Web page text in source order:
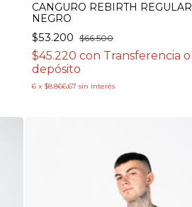
CANGURO REBIRTH REGULAR
NEGRO
$53.200 $66.500
$45.220 con Transferencia o
depósito
6 x $8.866,67 sin interés